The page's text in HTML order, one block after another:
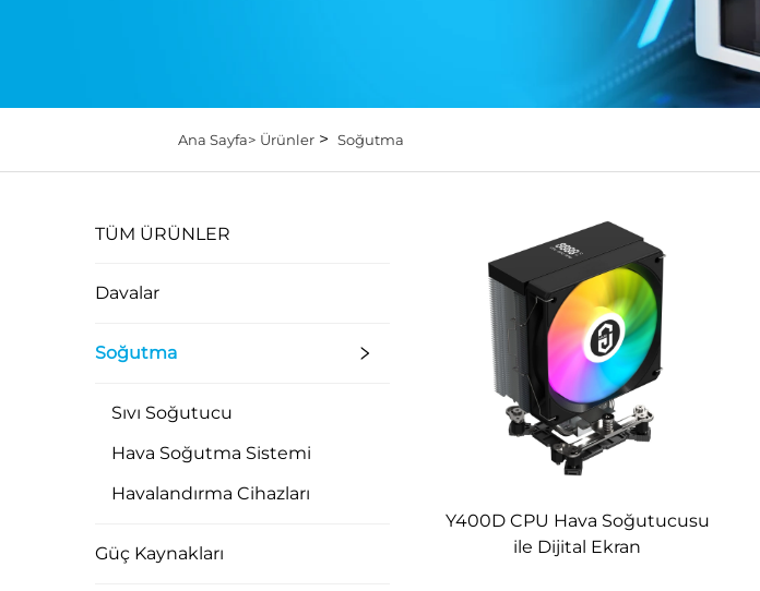
Ana Sayfa> Ürünler> Soğutma
TÜM ÜRÜNLER
Davalar
Soğutma
Sıvı Soğutucu
Hava Soğutma Sistemi
Havalandırma Cihazları
Güç Kaynakları
Y400D CPU Hava Soğutucusu
ile Dijital Ekran